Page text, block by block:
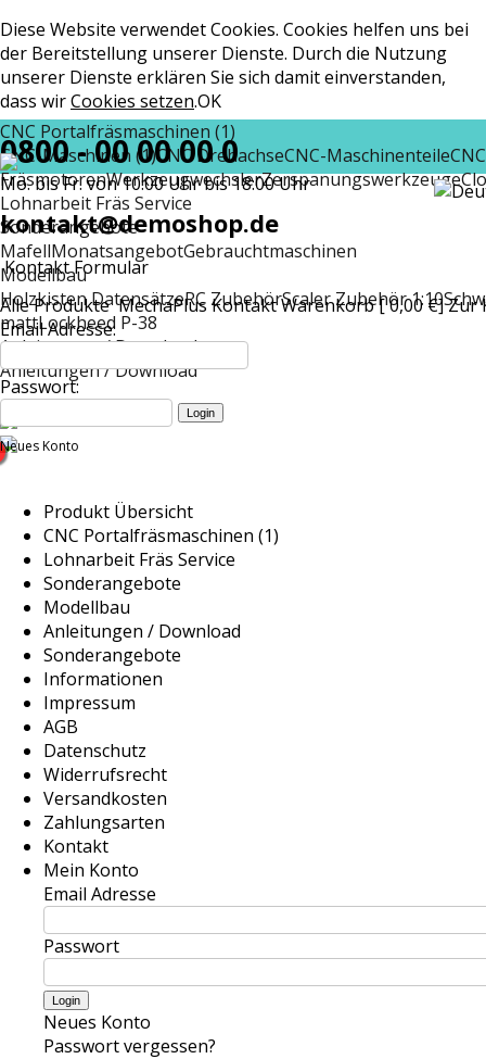
Diese Website verwendet Cookies. Cookies helfen uns bei
der Bereitstellung unserer Dienste. Durch die Nutzung
unserer Dienste erklären Sie sich damit einverstanden,
dass wirCookies setzen.OK
CNC Portalfräsmaschinen (1)
CNC-Maschinen (1)CNC DrehachseCNC-Maschinenteile
FräsmotorenWerkzeugwechslerZerspanungswerkzeuge
Lohnarbeit Fräs Service
Sonderangebote
MafellMonatsangebotGebrauchtmaschinen
Modellbau
Holzkisten DatensätzeRC ZubehörScaler Zubehör 1:10
mattLockheed P-38
Anleitungen / Download
Anleitungen / Download
0800 - 00 00 00 0
Mo. bis Fr. von 10:00 Uhr bis 18:00 Uhr
kontakt@demoshop.de
Kontakt Formular
Alle Produkte MechaPlus KontaktWarenkorb [ 0,00 €]Zur
Email Adresse:
Passwort:
Neues Konto
Produkt Übersicht
CNC Portalfräsmaschinen (1)
Lohnarbeit Fräs Service
Sonderangebote
Modellbau
Anleitungen / Download
Sonderangebote
Informationen
Impressum
AGB
Datenschutz
Widerrufsrecht
Versandkosten
Zahlungsarten
Kontakt
Mein Konto
Email Adresse
Passwort
Neues Konto
Passwort vergessen?